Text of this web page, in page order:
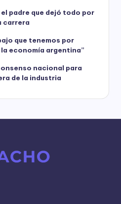
padre que dejó todo por
carrera
que tenemos por
economía argentina”
nacional para
de la industria